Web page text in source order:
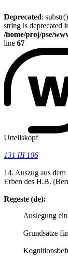
Deprecated:
string is deprecated
/home/proj/pse/
line 67
Urteilskopf
131 III 106
14. Auszug aus
Erben des H.B.
Regeste (de):
Auslegung
Grundsätze